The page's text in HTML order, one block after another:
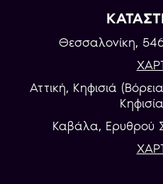
Θεσσαλονίκη,
Αττική, Κηφισιά
Καβάλα, Eρυθρού